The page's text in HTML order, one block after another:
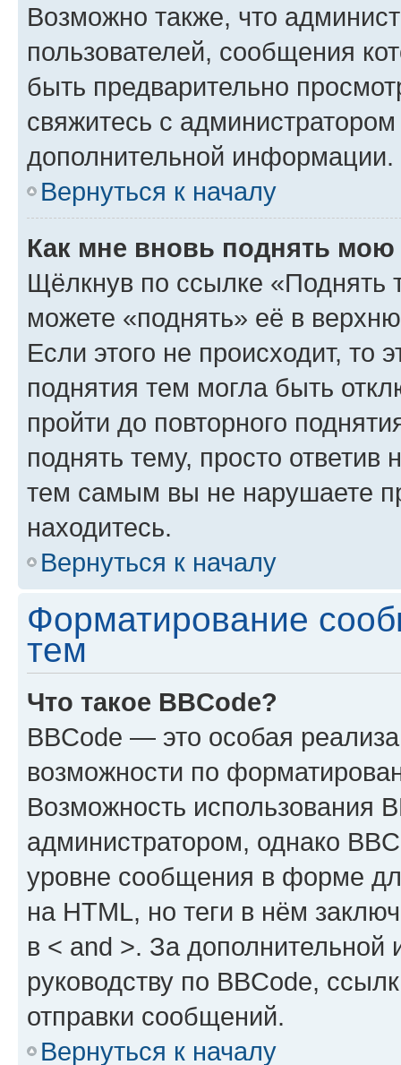
Возможно также, что
пользователей, сообщения
быть предварительно
свяжитесь с
дополнительной информации.
Вернуться к началу
Как мне вновь поднять мою
Щёлкнув по ссылке «Поднять
можете «поднять» её в
Если этого не происходит, то
поднятия тем могла быть
пройти до повторного
поднять тему, просто ответив
тем самым вы не нарушаете
находитесь.
Вернуться к началу
Форматирование
тем
Что такое BBCode?
BBCode — это особая
возможности по
Возможность использования
администратором, однако
уровне сообщения в форме
на HTML, но теги в нём
в < and >. За
руководству по BBCode,
отправки сообщений.
Вернуться к началу